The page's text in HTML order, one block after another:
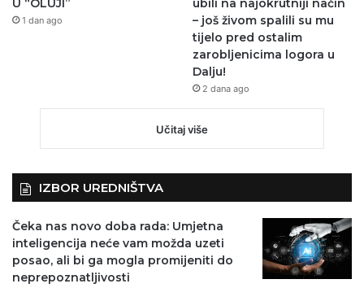
U “OLUJI”
1 dan ago
ubili na najokrutniji način
– još živom spalili su mu
tijelo pred ostalim
zarobljenicima logora u
Dalju!
2 dana ago
Učitaj više
IZBOR UREDNIŠTVA
Čeka nas novo doba rada: Umjetna
inteligencija neće vam možda uzeti
posao, ali bi ga mogla promijeniti do
neprepoznatljivosti